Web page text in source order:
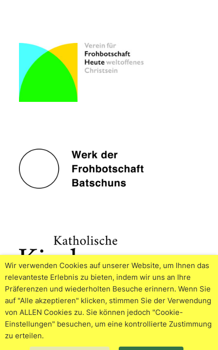
Wir verwenden Cookies auf unserer Website, um Ihnen das
relevanteste Erlebnis zu bieten, indem wir uns an Ihre
Präferenzen und wiederholten Besuche erinnern. Wenn Sie
auf "Alle akzeptieren" klicken, stimmen Sie der Verwendung
von ALLEN Cookies zu. Sie können jedoch "Cookie-
Einstellungen" besuchen, um eine kontrollierte Zustimmung
zu erteilen.